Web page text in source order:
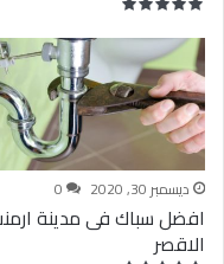
ديسمبر 30, 2020 0
افضل سباك فى مدينة
الاقصر